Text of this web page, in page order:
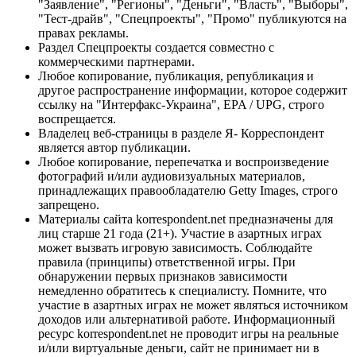
"Заявление", "Регионы", "Деньги", "Власть", "Выборы",
"Тест-драйв", "Спецпроекты", "Промо" публикуются на
правах рекламы.
Раздел Спецпроекты создается совместно с
коммерческими партнерами.
Любое копирование, публикация, републикация и
другое распространение информации, которое содержит
ссылку на "Интерфакс-Украина", EPA / UPG, строго
воспрещается.
Владелец веб-страницы в разделе Я- Корреспондент
является автор публикации.
Любое копирование, перепечатка и воспроизведение
фотографий и/или аудиовизуальных материалов,
принадлежащих правообладателю Getty Images, строго
запрещено.
Материалы сайта korrespondent.net предназначены для
лиц старше 21 года (21+). Участие в азартных играх
может вызвать игровую зависимость. Соблюдайте
правила (принципы) ответственной игры. При
обнаружении первых признаков зависимости
немедленно обратитесь к специалисту. Помните, что
участие в азартных играх не может являться источником
доходов или альтернативой работе. Информационный
ресурс korrespondent.net не проводит игры на реальные
и/или виртуальные деньги, сайт не принимает ни в